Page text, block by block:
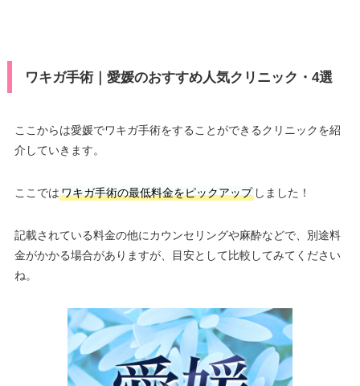
ワキガ手術｜愛媛のおすすめ人気クリニック・4選
ここからは愛媛でワキガ手術をすることができるクリニックを紹
介していきます。
ここではワキガ手術の最低料金をピックアップしました！
記載されている料金の他にカウンセリングや麻酔などで、別途料
金がかかる場合がありますが、目安として比較してみてください
ね。